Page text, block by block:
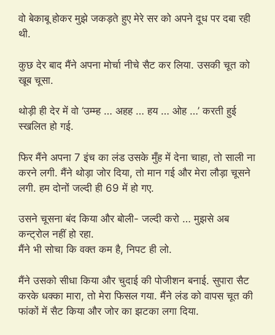
वो बेकाबू होकर मुझे जकड़ते हुए मेरे सर को अपने दूध पर दबा रही
थी.
कुछ देर बाद मैंने अपना मोर्चा नीचे सैट कर लिया. उसकी चूत को
खूब चूसा.
थोड़ी ही देर में वो ‘उम्म्ह … अहह … हय … ओह …’ करती हुई
स्खलित हो गई.
फिर मैंने अपना 7 इंच का लंड उसके मुँह में देना चाहा, तो साली ना
करने लगी. मैंने थोड़ा जोर दिया, तो मान गई और मेरा लौड़ा चूसने
लगी. हम दोनों जल्दी ही 69 में हो गए.
उसने चूसना बंद किया और बोली- जल्दी करो … मुझसे अब
कन्ट्रोल नहीं हो रहा.
मैंने भी सोचा कि वक्त कम है, निपट ही लो.
मैंने उसको सीधा किया और चुदाई की पोजीशन बनाई. सुपारा सैट
करके धक्का मारा, तो मेरा फिसल गया. मैंने लंड को वापस चूत की
फांकों में सैट किया और जोर का झटका लगा दिया.